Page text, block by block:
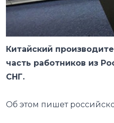
Китайский
часть работников из
СНГ.
Об этом пишет
Huawei из Китая,